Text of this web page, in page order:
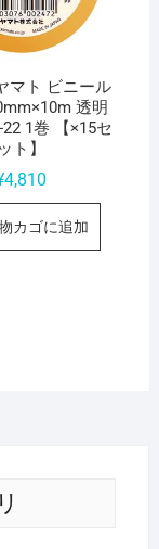
マト ビニール
透明
22 1巻 【×15セ
ット】
4,810
カゴに追加